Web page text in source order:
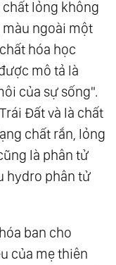
Yêu Thương
Khoa Học
“Mình”
Vào Tam
Hành Bộ
lỏng không
ngoài một
hóa học
mô tả là
của sự sống".
Đất và là chất
chất rắn, lỏng
là phân tử
hydro phân tử
ban cho
của mẹ thiên